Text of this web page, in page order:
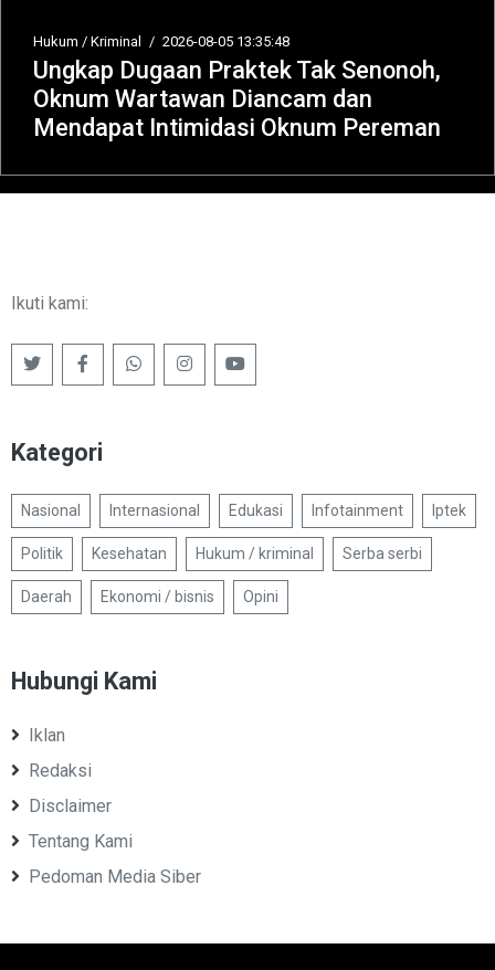
Hukum / Kriminal / 2026-08-05 13:35:48
Ungkap Dugaan Praktek Tak Senonoh,
Oknum Wartawan Diancam dan
Mendapat Intimidasi Oknum Pereman
Ikuti kami:
Kategori
Nasional Internasional Edukasi Infotainment Iptek
Politik Kesehatan Hukum / kriminal Serba serbi
Daerah Ekonomi / bisnis Opini
Hubungi Kami
Iklan
Redaksi
Disclaimer
Tentang Kami
Pedoman Media Siber